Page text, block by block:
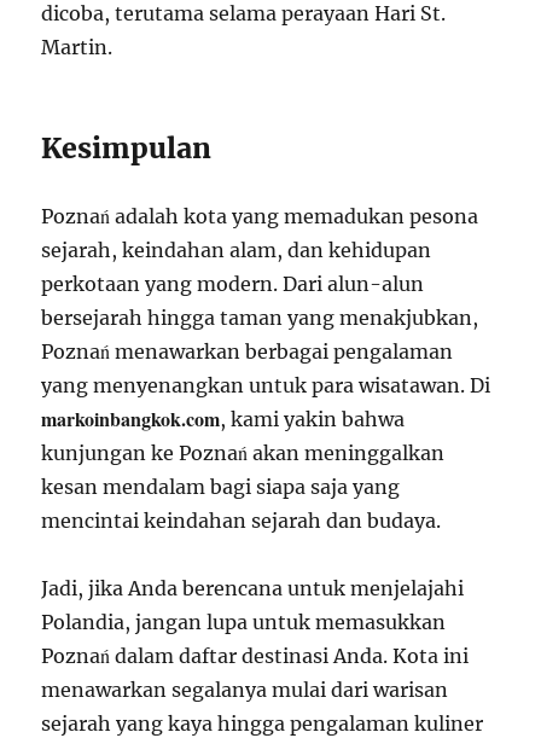
dicoba, terutama selama perayaan Hari St.
Martin.
Kesimpulan
Poznań adalah kota yang memadukan pesona
sejarah, keindahan alam, dan kehidupan
perkotaan yang modern. Dari alun-alun
bersejarah hingga taman yang menakjubkan,
Poznań menawarkan berbagai pengalaman
yang menyenangkan untuk para wisatawan. Di
markoinbangkok.com, kami yakin bahwa
kunjungan ke Poznań akan meninggalkan
kesan mendalam bagi siapa saja yang
mencintai keindahan sejarah dan budaya.
Jadi, jika Anda berencana untuk menjelajahi
Polandia, jangan lupa untuk memasukkan
Poznań dalam daftar destinasi Anda. Kota ini
menawarkan segalanya mulai dari warisan
sejarah yang kaya hingga pengalaman kuliner